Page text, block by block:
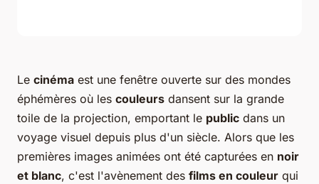
Le cinéma est une fenêtre ouverte sur des mondes
éphémères où les couleurs dansent sur la grande
toile de la projection, emportant le public dans un
voyage visuel depuis plus d'un siècle. Alors que les
premières images animées ont été capturées en noir
et blanc, c'est l'avènement des films en couleur qui